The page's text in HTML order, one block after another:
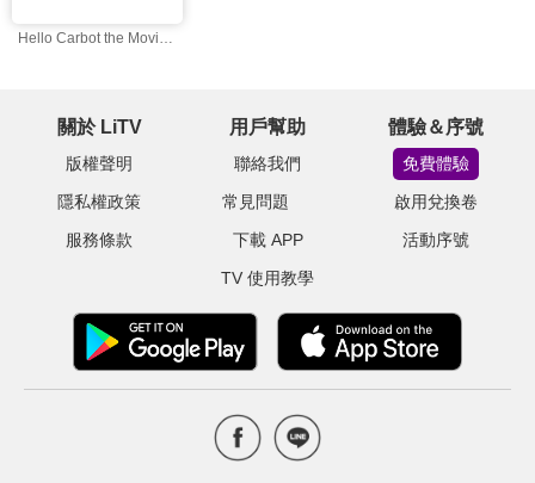
關於 LiTV
版權聲明
隱私權政策
服務條款
用戶幫助
聯絡我們
常見問題
下載 APP
TV 使用教學
體驗＆序號
免費體驗
啟用兌換卷
活動序號